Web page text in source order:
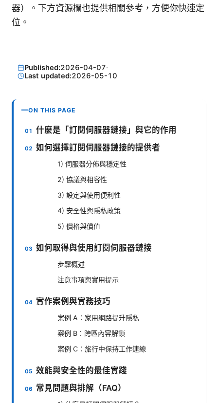
器）。下方資源欄也提供相關參考，方便你快速定
位。
Published:2026-04-07·
Last updated:2026-05-10
ON THIS PAGE
什麼是「訂閱伺服器鏈接」與它的作用
如何選擇訂閱伺服器鏈接的提供者
1) 伺服器分佈與穩定性
2) 協議與相容性
3) 設定與使用便利性
4) 安全性與隱私政策
5) 價格與價值
如何取得與使用訂閱伺服器鏈接
步驟概述
注意事項與實用提示
實作案例與實務技巧
案例 A：家用網路提升隱私
案例 B：跨區內容解鎖
案例 C：旅行中保持工作連線
效能與安全性的最佳實踐
常見問題與排解（FAQ）